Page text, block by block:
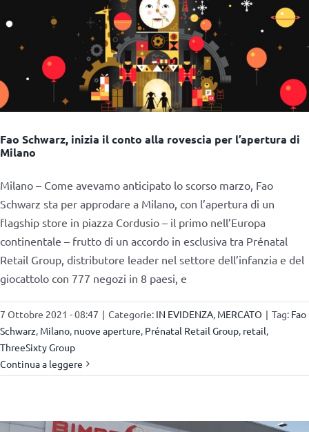
Fao Schwarz, inizia il conto alla rovescia per l’apertura di
Milano
Milano – Come avevamo anticipato lo scorso marzo, Fao
Schwarz sta per approdare a Milano, con l’apertura di un
flagship store in piazza Cordusio – il primo nell’Europa
continentale – frutto di un accordo in esclusiva tra Prénatal
Retail Group, distributore leader nel settore dell’infanzia e del
giocattolo con 777 negozi in 8 paesi, e
7 Ottobre 2021 - 08:47 | Categorie: IN EVIDENZA MERCATO | Tag: Fao
Schwarz Milano nuove aperture Prénatal Retail Group retail
ThreeSixty Group
Continua a leggere